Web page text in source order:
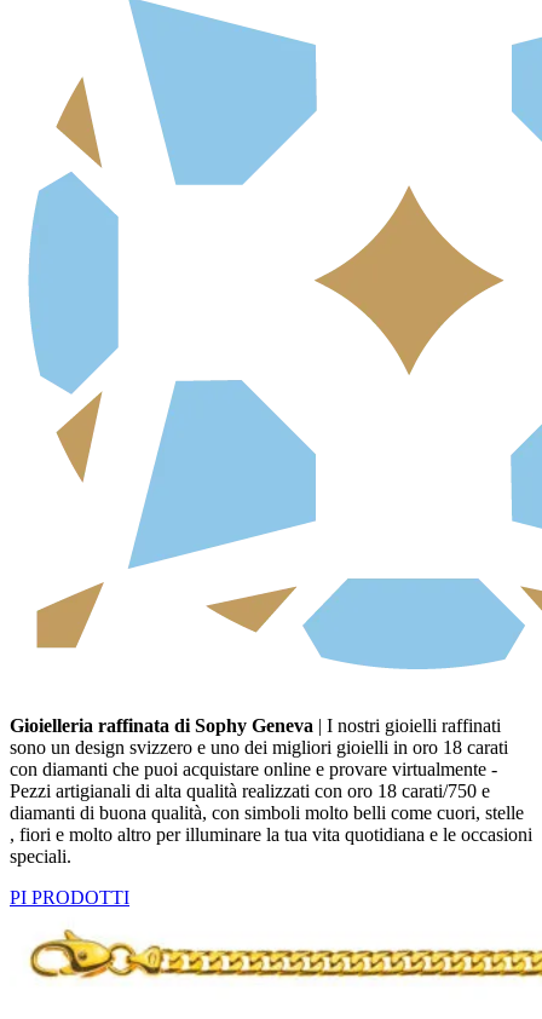
Gioielleria raffinata di Sophy Geneva | I nostri gioielli raffinati
sono un design svizzero e uno dei migliori gioielli in oro 18 carati
con diamanti che puoi acquistare online e provare virtualmente -
Pezzi artigianali di alta qualità realizzati con oro 18 carati/750 e
diamanti di buona qualità, con simboli molto belli come cuori, stelle
, fiori e molto altro per illuminare la tua vita quotidiana e le occasioni
speciali.
PI PRODOTTI